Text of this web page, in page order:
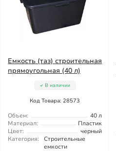
Емкость (таз) строительная
прямоугольная (40 л)
В наличии
Код Товара: 28573
Объем:
40 л
Материал:
Пластик
Цвет:
черный
Категория:
Строительные
емкости